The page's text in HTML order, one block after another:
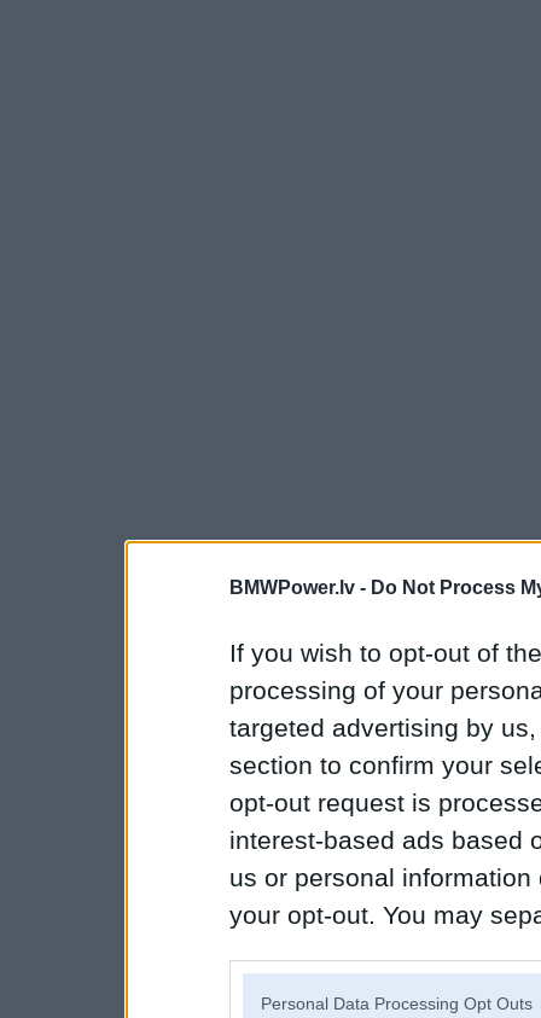
BMWPower.lv - Do Not Process
If you wish to opt-out of
processing of your
targeted advertising by
section to confirm your
opt-out request is
interest-based ads based
us or personal
your opt-out. You may
Personal Data Processing Opt Outs